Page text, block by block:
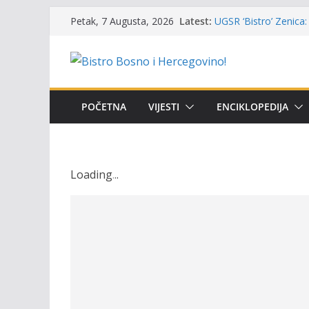
content
Petak, 7 Augusta, 2026 Latest: UGSR ‘Bistro’
i amura’
osobe sa
Održan 15.
POČETNA VIJESTI ENCIKLOPEDIJA
Loading...